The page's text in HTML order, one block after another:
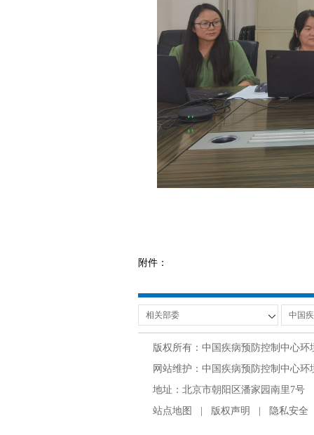
附件：
版权所有：中国疾病预防控制中心
网站维护：中国疾病预防控制中心
地址：北京市朝阳区潘家园南里7号
站点地图 | 版权声明 | 隐私安全